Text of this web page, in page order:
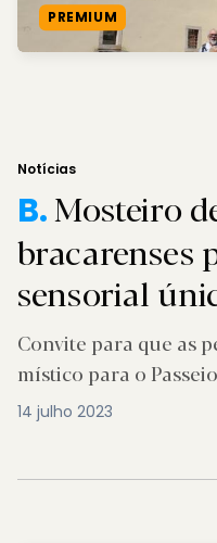
PREMIUM
Notícias
B.Mosteiro
bracarenses para experiência
sensorial
Convite para que as
místico para o
14 julho 2023